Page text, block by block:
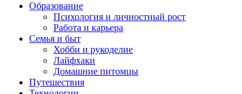
Образование
Психология и личностный рост
Работа и карьера
Семья и быт
Хобби и рукоделие
Лайфхаки
Домашние питомцы
Путешествия